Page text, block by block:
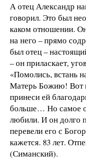
А отец Александр
говорил. Это был
каком отношении.
на него – прямо
был отец –
– он приласкает,
«Помолись, встань
Матерь Божию! Вот
принеси ей
больше… Но самое
любили. И он долго
перевели его с
кажется. 83 лет.
(Симанский).